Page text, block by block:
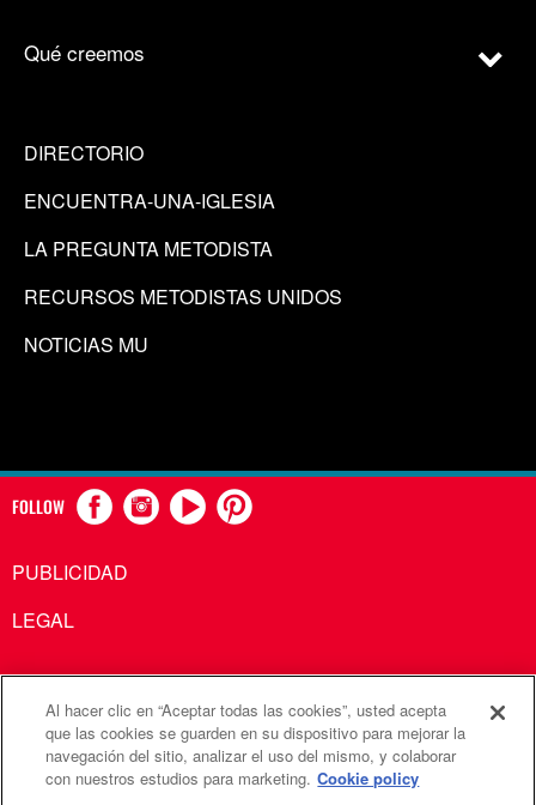
Qué creemos
DIRECTORIO
ENCUENTRA-UNA-IGLESIA
LA PREGUNTA METODISTA
RECURSOS METODISTAS UNIDOS
NOTICIAS MU
FOLLOW
PUBLICIDAD
LEGAL
Comunicaciones Metodistas Unidas es una agencia de la
Iglesia Metodista Unida
©2026Comunicaciones Metodistas Unidas. Reservados
Al hacer clic en “Aceptar todas las cookies”, usted acepta
que las cookies se guarden en su dispositivo para mejorar la
navegación del sitio, analizar el uso del mismo, y colaborar
con nuestros estudios para marketing. Cookie policy